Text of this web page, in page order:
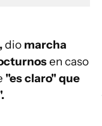
,dio marcha
en caso
"es claro" que